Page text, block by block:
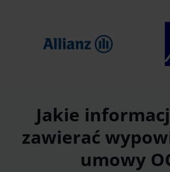
Jakie
zawierać
umowy